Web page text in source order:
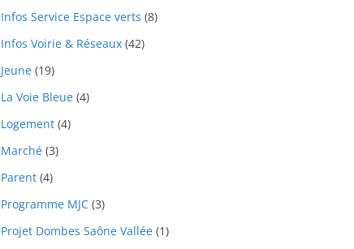
Infos Service Espace verts (8)
Infos Voirie & Réseaux (42)
Jeune (19)
La Voie Bleue (4)
Logement (4)
Marché (3)
Parent (4)
Programme MJC (3)
Projet Dombes Saône Vallée (1)